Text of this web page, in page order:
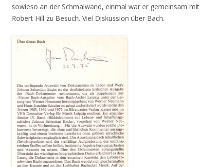
sowieso an der Schmalwand, einmal war er gemeinsam mit
Robert Hill zu Besuch. Viel Diskussion über Bach.